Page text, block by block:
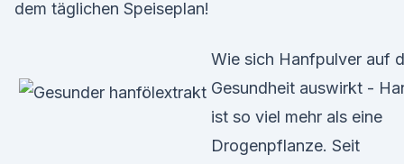
dem täglichen Speiseplan!
Wie sich Hanfpulver auf
Gesundheit auswirkt -
ist so viel mehr als eine
Drogenpflanze. Seit